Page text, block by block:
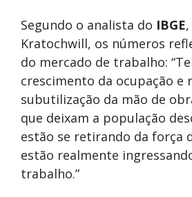
Segundo o analista do IBGE
Kratochwill, os números
do mercado de trabalho:
crescimento da ocupação e
subutilização da mão de
que deixam a população
estão se retirando da força
estão realmente
trabalho.”